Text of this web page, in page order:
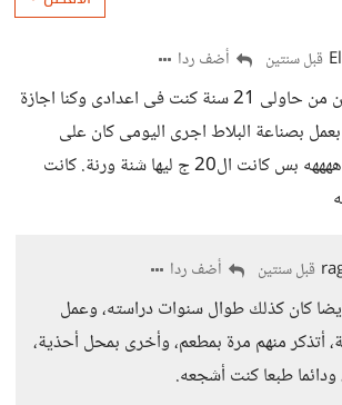
قبل سنتين أضف ردا
اول عمل ليا كان من حاولى 21 سنة كنت فى اعدادى وكنا اجازة
بصناعة البلاط اجرى اليومى كان على
مااتذكر 20 ج ههههه بس كانت ال20 ج ليها شنة ورنة. كانت
قبل سنتين أضف ردا
كان كذلك طوال سنوات دراسته، وعمل
أتذكر منهم مرة بمطعم، وأخرى بمحل أحذية،
ودائما طبعا كنت أشجعه.